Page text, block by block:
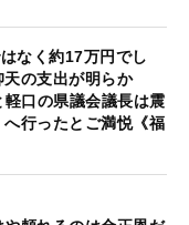
なく約17万円でし
の支出が明らか
口の県議会議長は震
行ったとご満悦《福